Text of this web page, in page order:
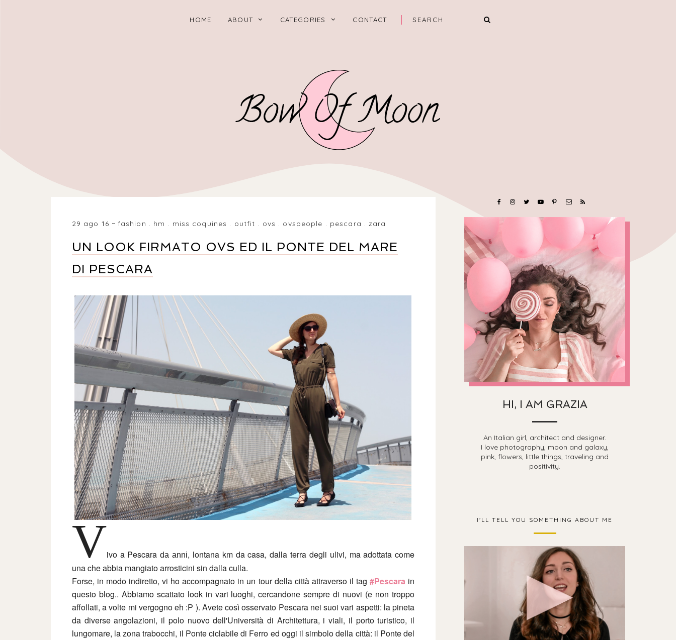
HOME ABOUT CATEGORIES CONTACT
29 ago 16 fashion . hm . miss coquines . outfit . ovs . ovspeople . pescara .zara
UN LOOK FIRMATO OVS ED IL PONTE DEL MARE
DI PESCARA
Vivo a Pescara da anni, lontana km da casa, dalla terra degli ulivi, ma adottata come
una che abbia mangiato arrosticini sin dalla culla.
Forse, in modo indiretto, vi ho accompagnato in un tour della città attraverso il tag#Pescara in
questo blog.. Abbiamo scattato look in vari luoghi, cercandone sempre di nuovi (e non troppo
affollati, a volte mi vergogno eh :P ). Avete così osservato Pescara nei suoi vari aspetti: la pineta
da diverse angolazioni, il polo nuovo dell'Università di Architettura, i viali, il porto turistico, il
lungomare, la zona trabocchi, il Ponte ciclabile di Ferro ed oggi il simbolo della città: il Ponte del
HI, I AM GRAZIA
An Italian girl, architect and designer.
I love photography, moon and galaxy,
pink, flowers, little things, traveling and
positivity.
I'LL TELL YOU SOMETHING ABOUT ME